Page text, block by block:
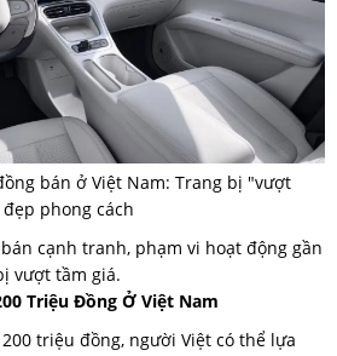
bán ở Việt Nam: Trang bị "vượt
phong cách
cạnh tranh, phạm vi hoạt động gần
vượt tầm giá.
Triệu Đồng Ở Việt Nam
triệu đồng, người Việt có thể lựa